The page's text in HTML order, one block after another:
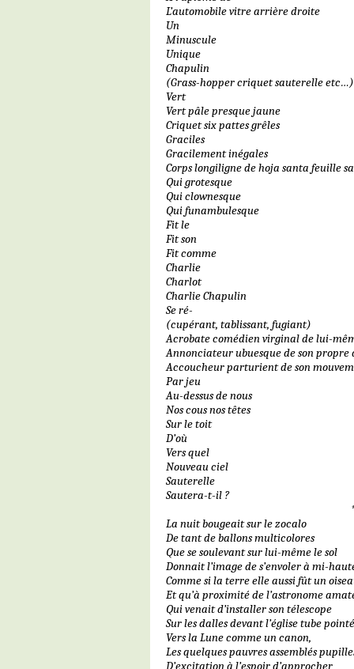
L’automobile vitre arrière droite
Un
Minuscule
Unique
Chapulin
(Grass-hopper criquet sauterelle etc…)
Vert
Vert pâle presque jaune
Criquet six pattes grêles
Graciles
Gracilement inégales
Corps longiligne de hoja santa feuille
Qui grotesque
Qui clownesque
Qui funambulesque
Fit le
Fit son
Fit comme
Charlie
Charlot
Charlie Chapulin
Se ré-
(cupérant, tablissant, fugiant)
Acrobate comédien virginal de lui-
Annonciateur ubuesque de son propre
Accoucheur parturient de son
Par jeu
Au-dessus de nous
Nos cous nos têtes
Sur le toit
D’où
Vers quel
Nouveau ciel
Sauterelle
Sautera-t-il ?
La nuit bougeait sur le zocalo
De tant de ballons multicolores
Que se soulevant sur lui-même le sol
Donnait l’image de s’envoler à mi-
Comme si la terre elle aussi fût un
Et qu’à proximité de l’astronome
Qui venait d’installer son télescope
Sur les dalles devant l’église tube pointé
Vers la Lune comme un canon,
Les quelques pauvres assemblés
D’excitation à l’espoir d’approcher